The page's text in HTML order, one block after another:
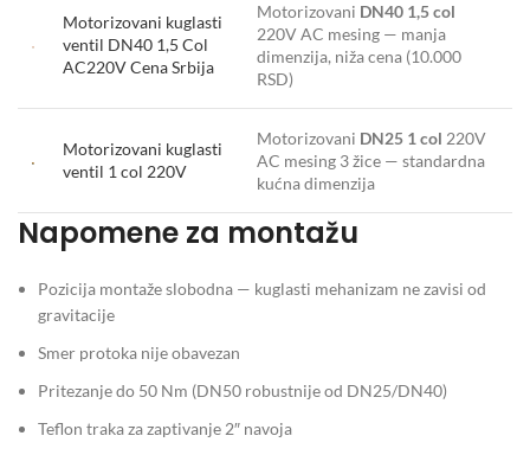
Motorizovani kuglasti
ventil DN40 1,5 Col
AC220V Cena Srbija
Motorizovani DN40 1,5 col
220V AC mesing — manja
dimenzija, niža cena (10.000
RSD)
Motorizovani kuglasti
ventil 1 col 220V
Motorizovani DN25 1 col 220V
AC mesing 3 žice — standardna
kućna dimenzija
Napomene za montažu
Pozicija montaže slobodna — kuglasti mehanizam ne zavisi od
gravitacije
Smer protoka nije obavezan
Pritezanje do 50 Nm (DN50 robustnije od DN25/DN40)
Teflon traka za zaptivanje 2″ navoja